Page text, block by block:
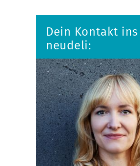
Dein Kontakt ins
neudeli: